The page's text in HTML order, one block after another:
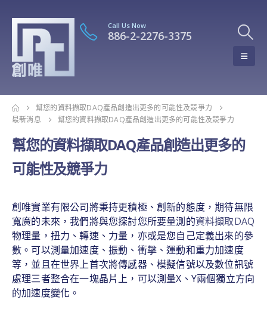
Call Us Now
886-2-2276-3375
幫您的資料擷取DAQ產品創造出更多的可能性及競爭力
最新消息
幫您的資料擷取DAQ產品創造出更多的可能性及競爭力
幫您的資料擷取DAQ產品創造出更多的
可能性及競爭力
創唯實業有限公司將秉持更積極、創新的態度，期待無限
寬廣的未來，我們將與您探討您所要量測的資料擷取DAQ
物理量，扭力、轉速、力量，亦或是您自己定義出來的參
數。可以測量加速度、振動、衝擊、運動和重力加速度
等，並且在世界上首次將傳感器、模擬信號以及數位訊號
處理三者整合在一塊晶片上，可以測量X、Y兩個獨立方向
的加速度變化。